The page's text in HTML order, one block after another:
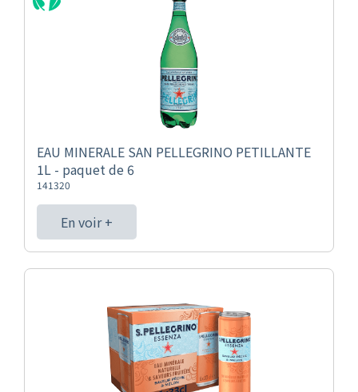
EAU MINERALE SAN PELLEGRINO PETILLANTE
1L - paquet de 6
141320
En voir +